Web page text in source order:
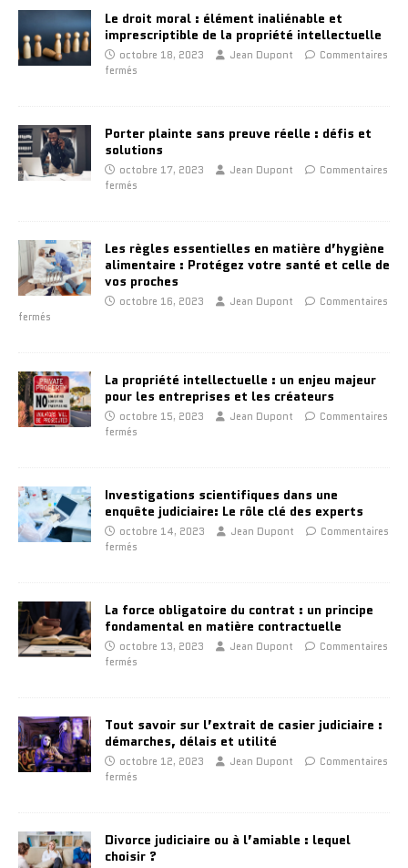
Le droit moral : élément inaliénable et
imprescriptible de la propriété intellectuelle
octobre 18, 2023 Jean Dupont
Commentaires
fermés
Porter plainte sans preuve réelle : défis et
solutions
octobre 17, 2023 Jean Dupont
Commentaires
fermés
Les règles essentielles en matière d’hygiène
alimentaire : Protégez votre santé et celle de
vos proches
octobre 16, 2023 Jean Dupont
Commentaires
fermés
La propriété intellectuelle : un enjeu majeur
pour les entreprises et les créateurs
octobre 15, 2023 Jean Dupont
Commentaires
fermés
Investigations scientifiques dans une
enquête judiciaire: Le rôle clé des experts
octobre 14, 2023 Jean Dupont
Commentaires
fermés
La force obligatoire du contrat : un principe
fondamental en matière contractuelle
octobre 13, 2023 Jean Dupont
Commentaires
fermés
Tout savoir sur l’extrait de casier judiciaire :
démarches, délais et utilité
octobre 12, 2023 Jean Dupont
Commentaires
fermés
Divorce judiciaire ou à l’amiable : lequel
choisir ?